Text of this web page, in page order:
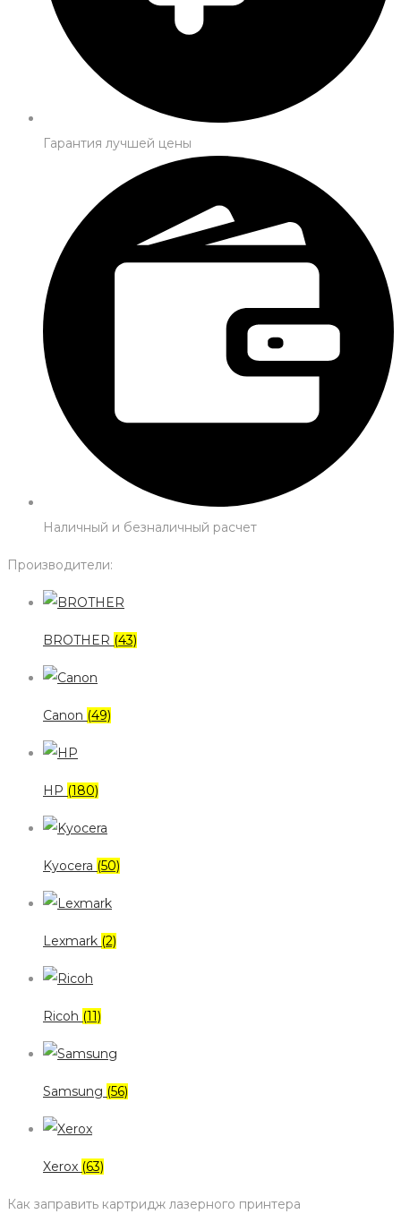
Гарантия лучшей цены
Наличный и безналичный расчет
Производители:
BROTHER (43)
Canon (49)
HP (180)
Kyocera (50)
Lexmark (2)
Ricoh (11)
Samsung (56)
Xerox (63)
Как заправить картридж лазерного принтера